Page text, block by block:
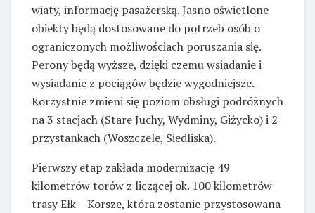
wiaty, informację pasażerską. Jasno oświetlone
obiekty będą dostosowane do potrzeb osób o
ograniczonych możliwościach poruszania się.
Perony będą wyższe, dzięki czemu wsiadanie i
wysiadanie z pociągów będzie wygodniejsze.
Korzystnie zmieni się poziom obsługi podróżnych
na 3 stacjach (Stare Juchy, Wydminy, Giżycko) i 2
przystankach (Woszczele, Siedliska).
Pierwszy etap zakłada modernizację 49
kilometrów torów z liczącej ok. 100 kilometrów
trasy Ełk – Korsze, która zostanie przystosowana